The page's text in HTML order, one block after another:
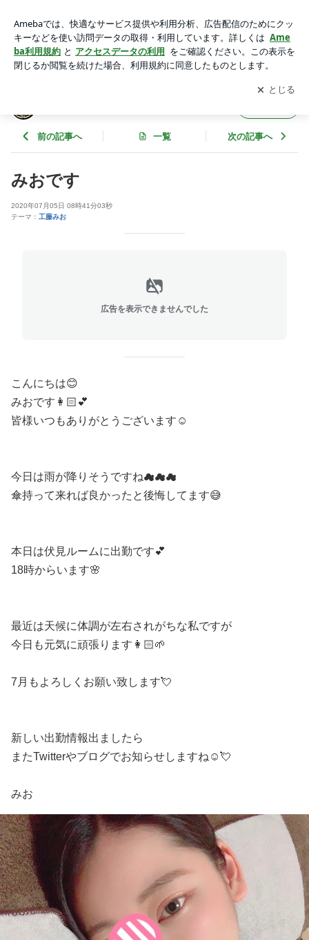
アプリをダウンロードして ブログの更新通知
を受け取りまし
ょう。
開く
前の記事へ 一覧 次の記事へ
みおです
2020年07月05日 08時41分03秒
テーマ： 工藤みお
広告を表示できませんでした
こんにちは😊
みおです 👩🏻💕
皆様いつもありがとうございます ☺️
今日は雨が降りそうですね☁☁☁
傘持って来れば良かったと後悔してます😅
本日は伏見ルームに出勤です💕
18時からいます🌸
最近は天候に体調が左右されがちな私ですが
今日も元気に頑張ります 👩🏻🌱
7月もよろしくお願い致します💘
新しい出勤情報出ましたら
またTwitterやブログでお知らせしますね ☺️💘
みお